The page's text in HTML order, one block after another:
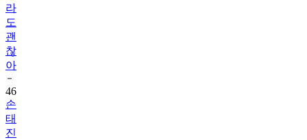
라
도
괜
찮
아
46
손
태
진